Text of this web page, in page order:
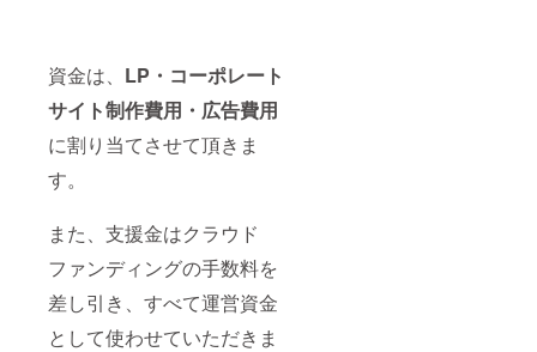
資金は、 LP・コーポレート
サイト制作費用・広告費用
に割り当てさせて頂きま
す。
また、支援金はクラウド
ファンディングの手数料を
差し引き、すべて運営資金
として使わせていただきま